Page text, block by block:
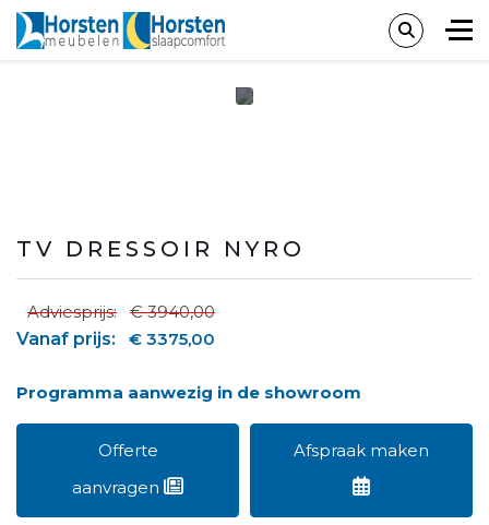
TV DRESSOIR NYRO
Adviesprijs:
€ 3940,00
Vanaf prijs:
€ 3375,00
Programma aanwezig in de showroom
Offerte
aanvragen
Afspraak maken